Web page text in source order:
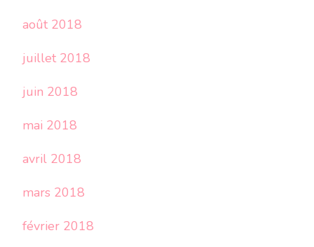
août 2018
juillet 2018
juin 2018
mai 2018
avril 2018
mars 2018
février 2018